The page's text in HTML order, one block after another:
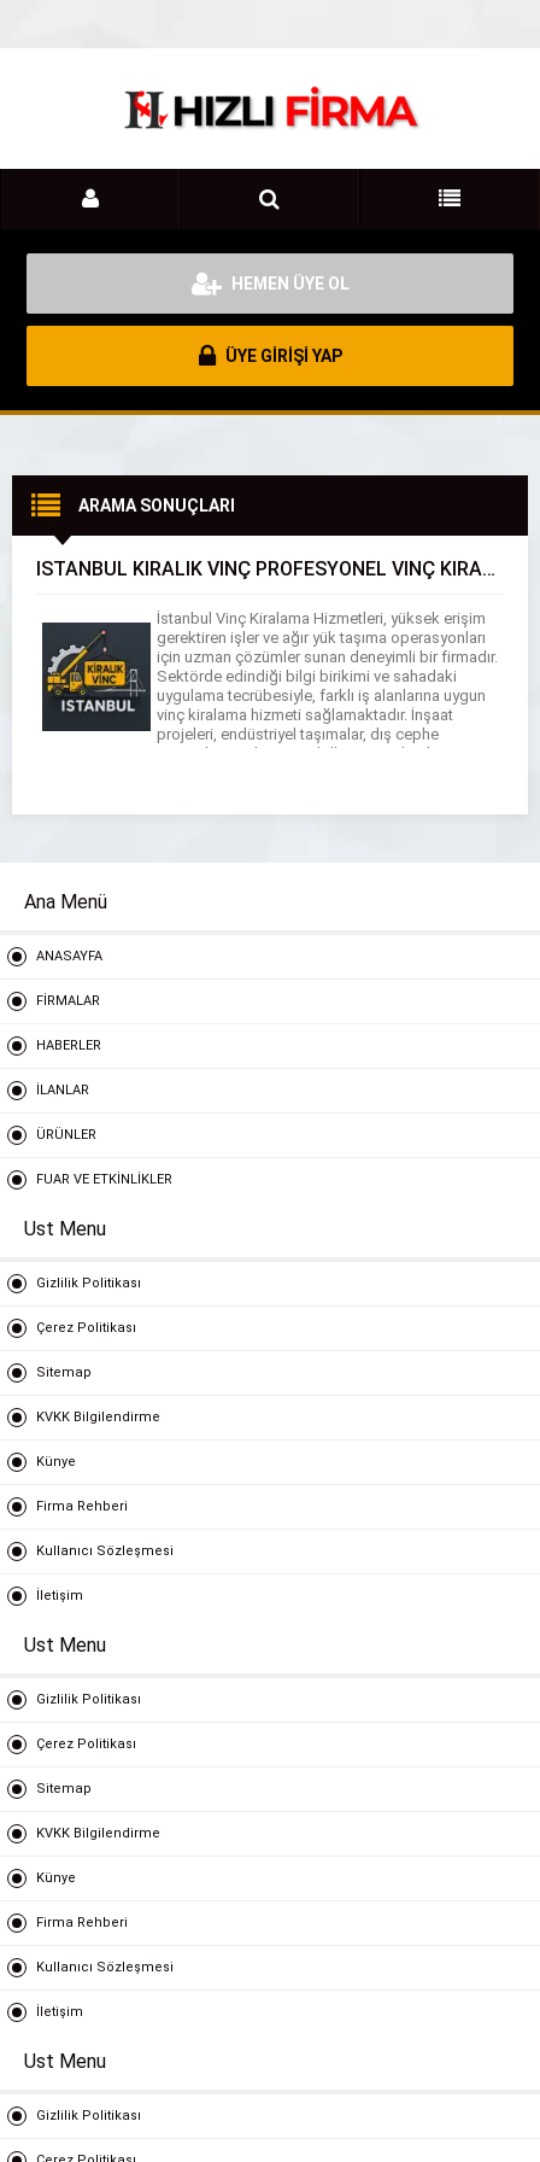
HEMEN ÜYE OL
ÜYE GİRİŞİ YAP
ARAMA SONUÇLARI
İSTANBUL KİRALIK VİNÇ PROFESYONEL VİNÇ KİRALAMA HİZMETLERİ
İstanbul Vinç Kiralama Hizmetleri, yüksek erişim
gerektiren işler ve ağır yük taşıma operasyonları
için uzman çözümler sunan deneyimli bir firmadır.
Sektörde edindiği bilgi birikimi ve sahadaki
uygulama tecrübesiyle, farklı iş alanlarına uygun
vinç kiralama hizmeti sağlamaktadır. İnşaat
projeleri, endüstriyel taşımalar, dış cephe
montajları, makine yer değiştirme işlemleri ve
Ana Menü
ANASAYFA
FİRMALAR
HABERLER
İLANLAR
ÜRÜNLER
FUAR VE ETKİNLİKLER
Ust Menu
Gizlilik Politikası
Çerez Politikası
Sitemap
KVKK Bilgilendirme
Künye
Firma Rehberi
Kullanıcı Sözleşmesi
İletişim
Ust Menu
Gizlilik Politikası
Çerez Politikası
Sitemap
KVKK Bilgilendirme
Künye
Firma Rehberi
Kullanıcı Sözleşmesi
İletişim
Ust Menu
Gizlilik Politikası